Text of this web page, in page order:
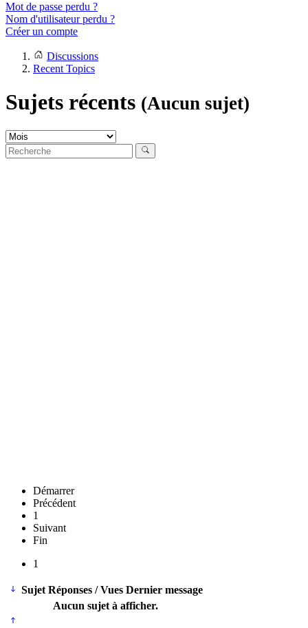
Mot de passe perdu ?
Nom d'utilisateur perdu ?
Créer un compte
Discussions
Recent Topics
Sujets récents (Aucun sujet)
Démarrer
Précédent
1
Suivant
Fin
1
Sujet Réponses / Vues Dernier message
Aucun sujet à afficher.